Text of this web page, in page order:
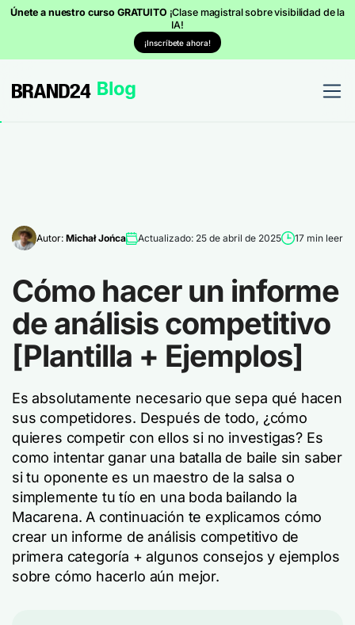
Únete a nuestro curso GRATUITO ¡Clase magistral sobre visibilidad de la
IA!
¡Inscríbete ahora!
Autor: Michał Jońca Actualizado: 25 de abril de 2025 17 min leer
Cómo hacer un informe
de análisis competitivo
[Plantilla + Ejemplos]
Es absolutamente necesario que sepa qué hacen
sus competidores. Después de todo, ¿cómo
quieres competir con ellos si no investigas? Es
como intentar ganar una batalla de baile sin saber
si tu oponente es un maestro de la salsa o
simplemente tu tío en una boda bailando la
Macarena. A continuación te explicamos cómo
crear un informe de análisis competitivo de
primera categoría + algunos consejos y ejemplos
sobre cómo hacerlo aún mejor.